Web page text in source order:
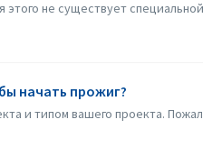
не существует
начать прожиг?
и типом вашего проекта.